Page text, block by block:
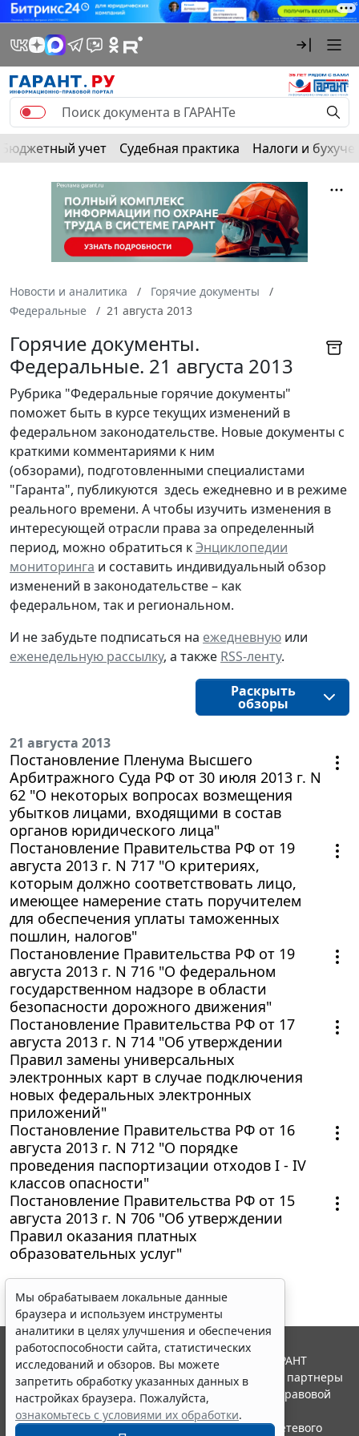
Бюджетный учет Судебная практика Налоги и
Новости и аналитика
Горячие документы
Федеральные
21 августа 2013
Горячие документы.
Федеральные. 21 августа 2013
Рубрика "Федеральные горячие документы"
поможет быть в курсе текущих изменений в
федеральном законодательстве. Новые документы с
краткими комментариями к ним
(обзорами), подготовленными специалистами
"Гаранта", публикуются здесь ежедневно и в режиме
реального времени. А чтобы изучить изменения в
интересующей отрасли права за определенный
период, можно обратиться кЭнциклопедии
мониторинга и составить индивидуальный обзор
изменений в законодательстве – как
федеральном, так и региональном.
И не забудьте подписаться на ежедневную или
еженедельную рассылку, а также RSS-ленту.
Раскрыть
обзоры
21 августа 2013
Постановление Пленума Высшего
Арбитражного Суда РФ от 30 июля 2013 г. N
62 "О некоторых вопросах возмещения
убытков лицами, входящими в состав
органов юридического лица"
Постановление Правительства РФ от 19
августа 2013 г. N 717 "О критериях,
которым должно соответствовать лицо,
имеющее намерение стать поручителем
для обеспечения уплаты таможенных
пошлин, налогов"
Постановление Правительства РФ от 19
августа 2013 г. N 716 "О федеральном
государственном надзоре в области
безопасности дорожного движения"
Постановление Правительства РФ от 17
августа 2013 г. N 714 "Об утверждении
Правил замены универсальных
электронных карт в случае подключения
новых федеральных электронных
приложений"
Постановление Правительства РФ от 16
августа 2013 г. N 712 "О порядке
проведения паспортизации отходов I - IV
классов опасности"
Постановление Правительства РФ от 15
августа 2013 г. N 706 "Об утверждении
Правил оказания платных
образовательных услуг"
Мы обрабатываем локальные данные
браузера и используем инструменты
аналитики в целях улучшения и обеспечения
работоспособности сайта, статистических
исследований и обзоров. Вы можете
запретить обработку указанных данных в
настройках браузера. Пожалуйста,
ознакомьтесь с условиями их обработки.
© ООО "НПП "ГАРАНТ-СЕРВИС", 2026. Система ГАРАНТ
выпускается с 1990 года. Компания "Гарант" и ее партнеры
являются участниками Российской ассоциации правовой
информации ГАРАНТ.
Портал ГАРАНТ.РУ зарегистрирован в качестве сетевого